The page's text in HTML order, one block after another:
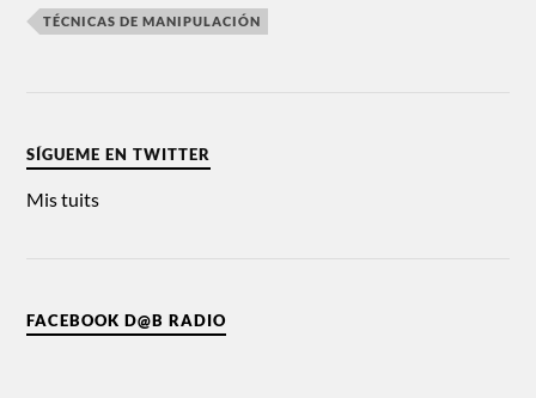
TÉCNICAS DE MANIPULACIÓN
SÍGUEME EN TWITTER
Mis tuits
FACEBOOK D@B RADIO